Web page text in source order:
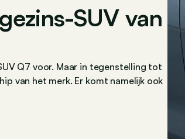
SUV van
Q7 voor. Maar in tegenstelling tot
van het merk. Er komt namelijk ook